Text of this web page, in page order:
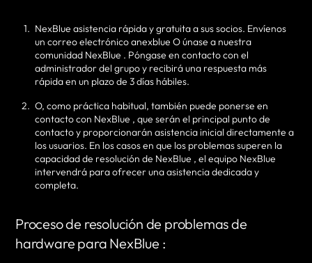
NexBlue asistencia rápida y gratuita a sus socios. Envíenos
un correo electrónico anexblue O únase a nuestra
comunidad NexBlue . Póngase en contacto con el
administrador del grupo y recibirá una respuesta más
rápida en un plazo de 3 días hábiles.
O, como práctica habitual, también puede ponerse en
contacto con NexBlue , que serán el principal punto de
contacto y proporcionarán asistencia inicial directamente a
los usuarios. En los casos en que los problemas superen la
capacidad de resolución de NexBlue , el equipo NexBlue
intervendrá para ofrecer una asistencia dedicada y
completa.
Proceso de resolución de problemas de
hardware para NexBlue :